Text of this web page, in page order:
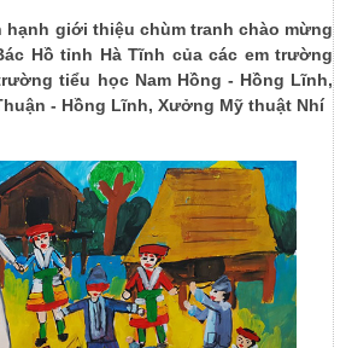
hạnh giới thiệu chùm tranh chào mừng
Hồ tỉnh Hà Tĩnh của các em trường
tiểu học Nam Hồng - Hồng Lĩnh,
- Hồng Lĩnh, Xưởng Mỹ thuật Nhí